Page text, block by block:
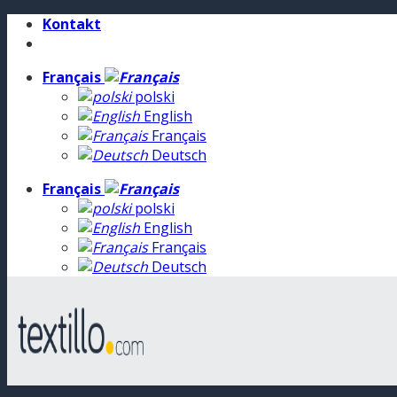
Skip Kontakt
Français
polski
English
Français
Deutsch
Français
polski
English
Français
Deutsch